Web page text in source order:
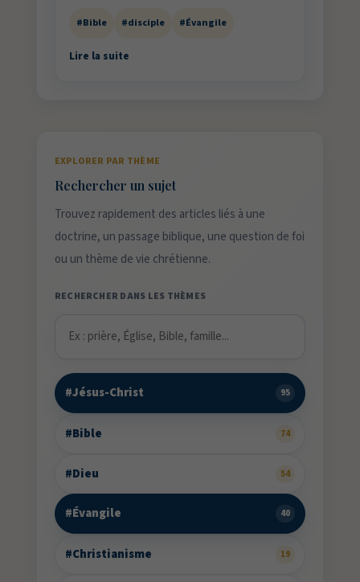
#Bible #disciple #Évangile
Lire la suite
EXPLORER PAR THÈME
Rechercher un sujet
Trouvez rapidement des articles liés à une
doctrine, un passage biblique, une question de foi
ou un thème de vie chrétienne.
RECHERCHER DANS LES THÈMES
#Jésus-Christ 95
#Bible 74
#Dieu 54
#Évangile 40
#Christianisme 19